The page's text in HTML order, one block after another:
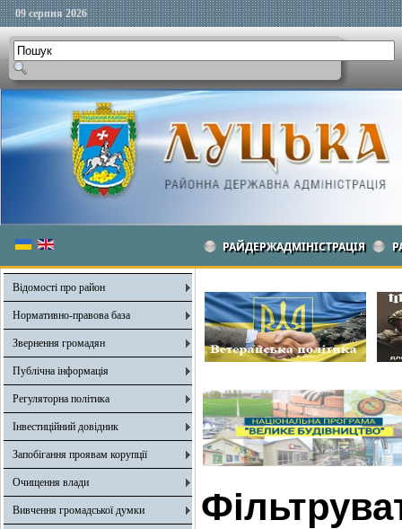
09 серпня 2026
РАЙДЕРЖАДМІНІСТРАЦІЯ
Відомості про район
Нормативно-правова база
Звернення громадян
Публічна інформація
Регуляторна політика
Інвестиційний довідник
Запобігання проявам корупції
Очищення влади
Вивчення громадської думки